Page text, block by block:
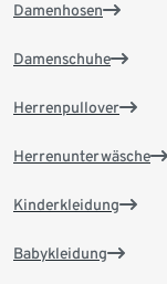
Damenhosen
Damenschuhe
Herrenpullover
Herrenunterwäsche
Kinderkleidung
Babykleidung